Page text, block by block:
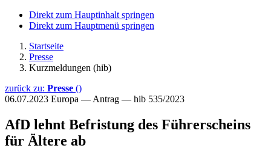
Direkt zum Hauptinhalt springen
Direkt zum Hauptmenü springen
Startseite
Presse
Kurzmeldungen (hib)
zurück zu: Presse ()
06.07.2023 Europa — Antrag — hib 535/2023
AfD lehnt Befristung des Führerscheins
für Ältere ab